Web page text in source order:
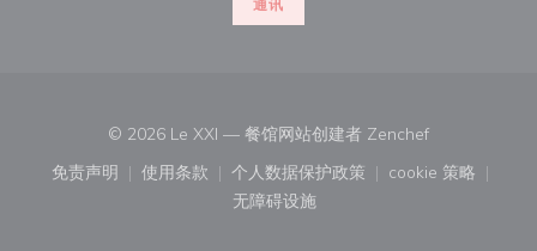
通讯
© 2026 Le XXI — 餐馆网站创建者 Zenchef((在新窗口中
免责声明
((在新窗口中打开))
使用条款
((在新窗口中打开))
个人数据保护政策
((在新窗口中打开))
cookie 策略
((在新窗口
无障碍设施
((在新窗口中打开))